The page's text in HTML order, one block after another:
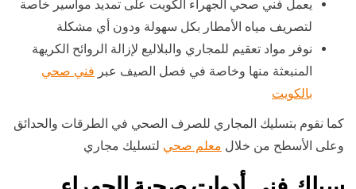
يعمل فني صحي الجهراء الكويت على تمديد مواسير خاصة
لتصريف مياه الأمطار بكل سهولة ودون أي مشكلة
نوفر مواد تعقيم للمجاري والبلاليع لإزالة الروائح الكريهة
المنبعثة منها وخاصة في فصل الصيف عبر فني صحي
بالكويت
كما نقوم بتسليك المجاري للصرف الصحي في الطرقات والحدائق
وعلى الأسطح من خلال معلم صحي لتسليك مجاري